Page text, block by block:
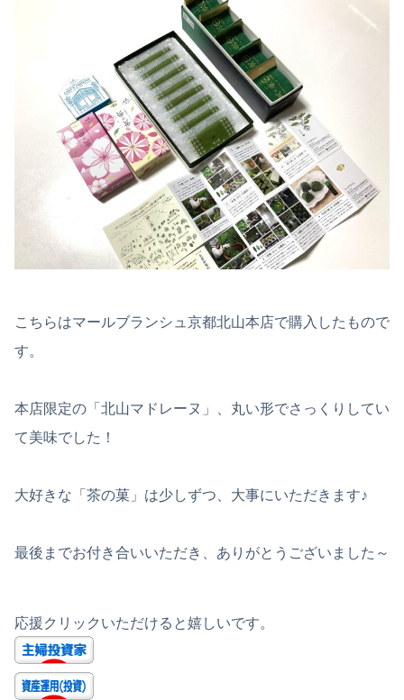
こちらはマールブランシュ京都北山本店で購入したもので
す。
本店限定の「北山マドレーヌ」、丸い形でさっくりしてい
て美味でした！
大好きな「茶の菓」は少しずつ、大事にいただきます♪
最後までお付き合いいただき、ありがとうございました～
応援クリックいただけると嬉しいです。